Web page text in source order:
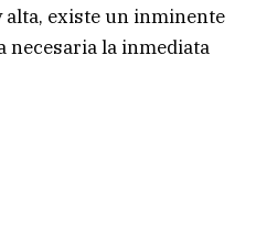
alta, existe un inminente
necesaria la inmediata